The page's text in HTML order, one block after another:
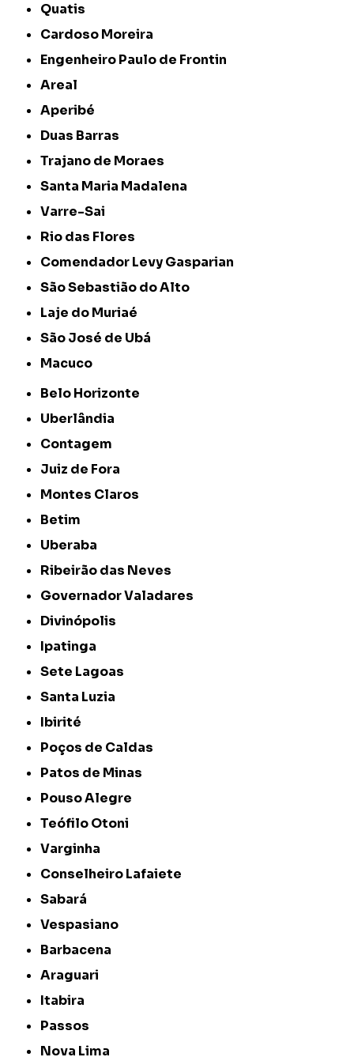
Quatis
Cardoso Moreira
Engenheiro Paulo de Frontin
Areal
Aperibé
Duas Barras
Trajano de Moraes
Santa Maria Madalena
Varre-Sai
Rio das Flores
Comendador Levy Gasparian
São Sebastião do Alto
Laje do Muriaé
São José de Ubá
Macuco
Belo Horizonte
Uberlândia
Contagem
Juiz de Fora
Montes Claros
Betim
Uberaba
Ribeirão das Neves
Governador Valadares
Divinópolis
Ipatinga
Sete Lagoas
Santa Luzia
Ibirité
Poços de Caldas
Patos de Minas
Pouso Alegre
Teófilo Otoni
Varginha
Conselheiro Lafaiete
Sabará
Vespasiano
Barbacena
Araguari
Itabira
Passos
Nova Lima